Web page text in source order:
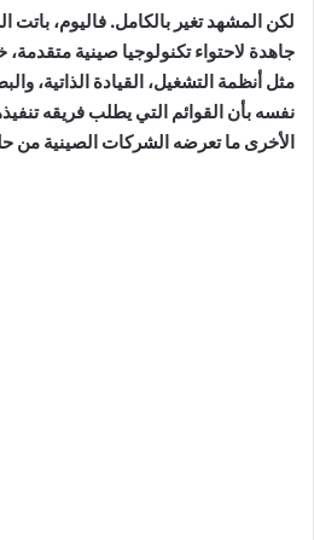
لكن المشهد تغير بالكامل. فاليوم، باتت
جاهدة لاحتواء تكنولوجيا صينية
مثل أنظمة التشغيل، القيادة الذاتية،
نفسه بأن القوائم التي يطلب فريقه
الأخرى ما تعرضه الشركات الصينية من